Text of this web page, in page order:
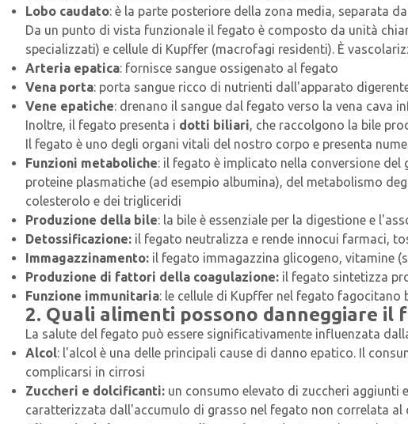
Lobo caudato: è la parte posteriore della zona media, separata
Da un punto di vista funzionale il fegato è composto da unità
specializzati) e cellule di Kupffer (macrofagi residenti). È
Arteria epatica: fornisce sangue ossigenato al fegato
Vena porta: porta sangue ricco di nutrienti dall'apparato
Vene epatiche: drenano il sangue dal fegato verso la vena cava
Inoltre, il fegato presenta i dotti biliari, che raccolgono la bile
Il fegato è uno degli organi vitali del nostro corpo e presenta
Funzioni metaboliche: il fegato è implicato nella conversione del
proteine plasmatiche (ad esempio albumina), del metabolismo
colesterolo e dei trigliceridi
Produzione della bile: la bile è essenziale per la digestione e
Detossificazione: il fegato neutralizza e rende innocui farmaci,
Immagazzinamento: il fegato immagazzina glicogeno, vitamine
Produzione di fattori della coagulazione: il fegato sintetizza
Funzione immunitaria: le cellule di Kupffer nel fegato
2. Quali alimenti possono danneggiare il
La salute del fegato può essere significativamente influenzata
Alcol: l'alcol è una delle principali cause di danno epatico. Il
complicarsi in cirrosi
Zuccheri e dolcificanti: un consumo elevato di zuccheri
caratterizzata dall'accumulo di grasso nel fegato non correlata al